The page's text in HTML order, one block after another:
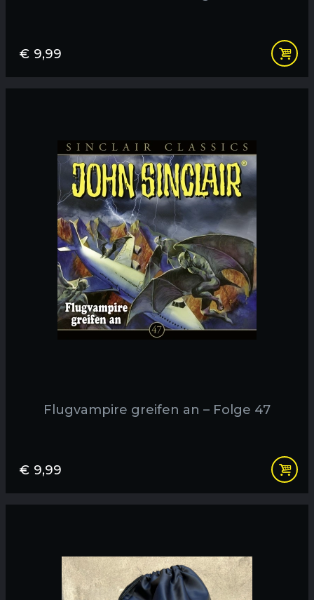
€ 9,99
Flugvampire greifen an – Folge 47
€ 9,99